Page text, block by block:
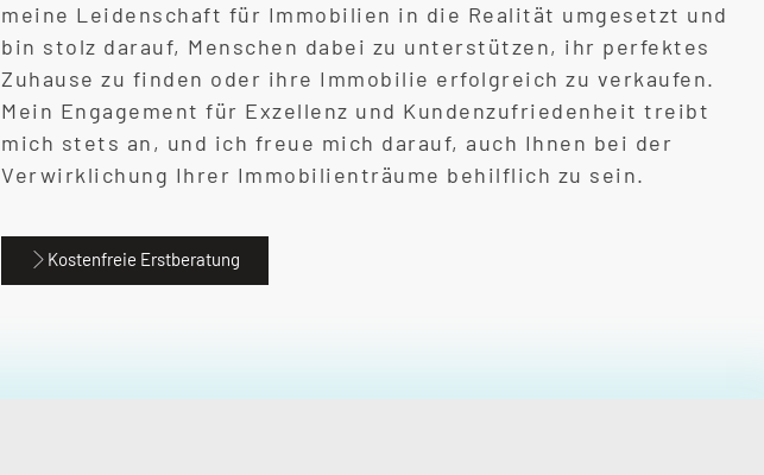
meine Leidenschaft für Immobilien in die Realität umgesetzt und
bin stolz darauf, Menschen dabei zu unterstützen, ihr perfektes
Zuhause zu finden oder ihre Immobilie erfolgreich zu verkaufen.
Mein Engagement für Exzellenz und Kundenzufriedenheit treibt
mich stets an, und ich freue mich darauf, auch Ihnen bei der
Verwirklichung Ihrer Immobilienträume behilflich zu sein.
Kostenfreie Erstberatung